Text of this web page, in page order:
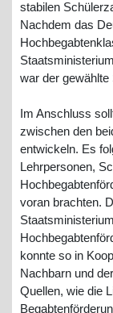
stabilen
Nachdem das
war der gewählte
Im Anschluss
zwischen den
entwickeln. Es
Lehrpersonen,
voran brachten.
konnte so in
Nachbarn und
Quellen, wie die